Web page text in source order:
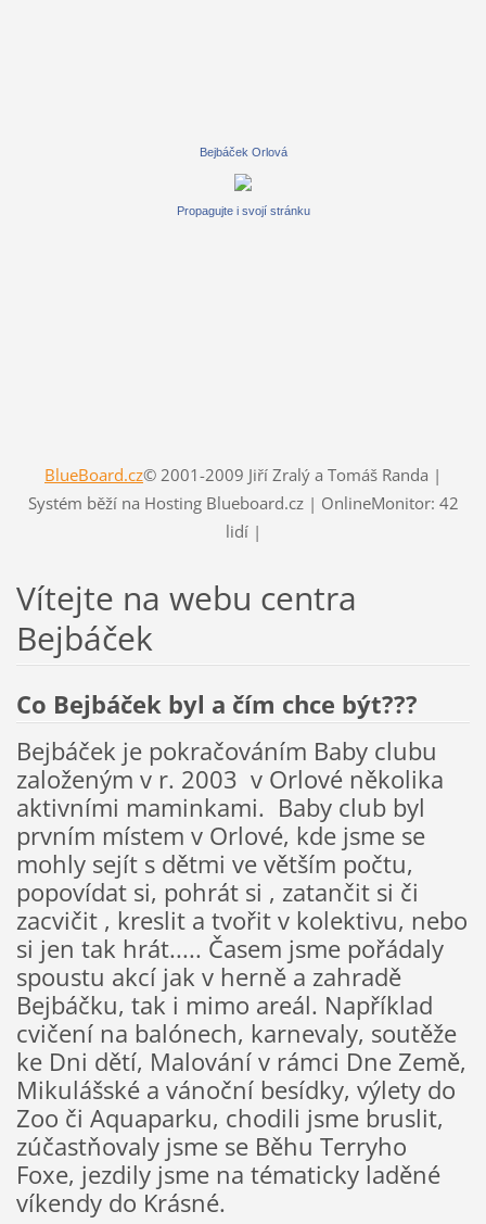
Bejbáček Orlová
Propagujte i svojí stránku
BlueBoard.cz© 2001-2009 Jiří Zralý a Tomáš Randa |
Systém běží na Hosting Blueboard.cz | OnlineMonitor: 42
lidí |
Vítejte na webu centra
Bejbáček
Co Bejbáček byl a čím chce být???
Bejbáček je pokračováním Baby clubu
založeným v r. 2003 v Orlové několika
aktivními maminkami. Baby club byl
prvním místem v Orlové, kde jsme se
mohly sejít s dětmi ve větším počtu,
popovídat si, pohrát si , zatančit si či
zacvičit , kreslit a tvořit v kolektivu, nebo
si jen tak hrát..... Časem jsme pořádaly
spoustu akcí jak v herně a zahradě
Bejbáčku, tak i mimo areál. Například
cvičení na balónech, karnevaly, soutěže
ke Dni dětí, Malování v rámci Dne Země,
Mikulášské a vánoční besídky, výlety do
Zoo či Aquaparku, chodili jsme bruslit,
zúčastňovaly jsme se Běhu Terryho
Foxe, jezdily jsme na tématicky laděné
víkendy do Krásné.